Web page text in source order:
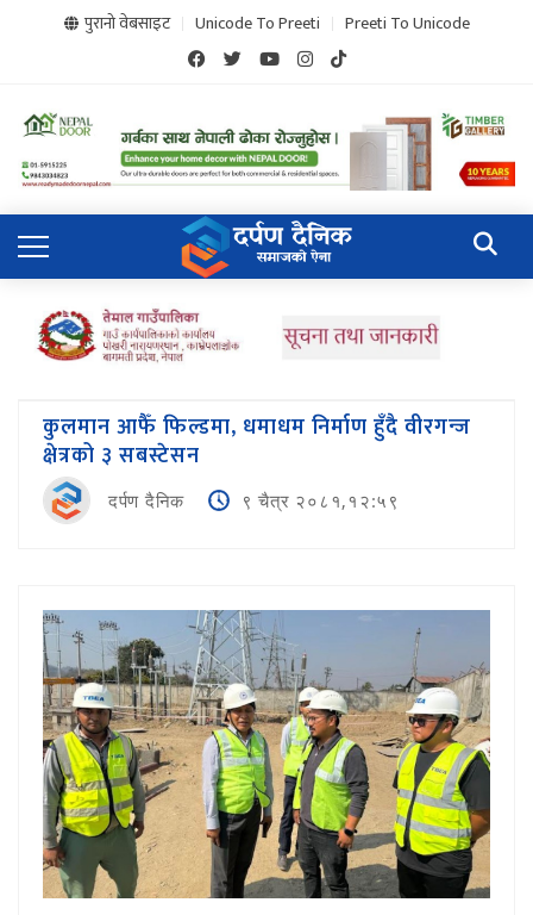
पुरानो वेबसाइट Unicode To Preeti Preeti To Unicode
कुलमान आफैँ फिल्डमा, धमाधम निर्माण हुँदै वीरगन्ज
क्षेत्रको ३ सबस्टेसन
दर्पण दैनिक ९ चैत्र २०८१,१२:५९